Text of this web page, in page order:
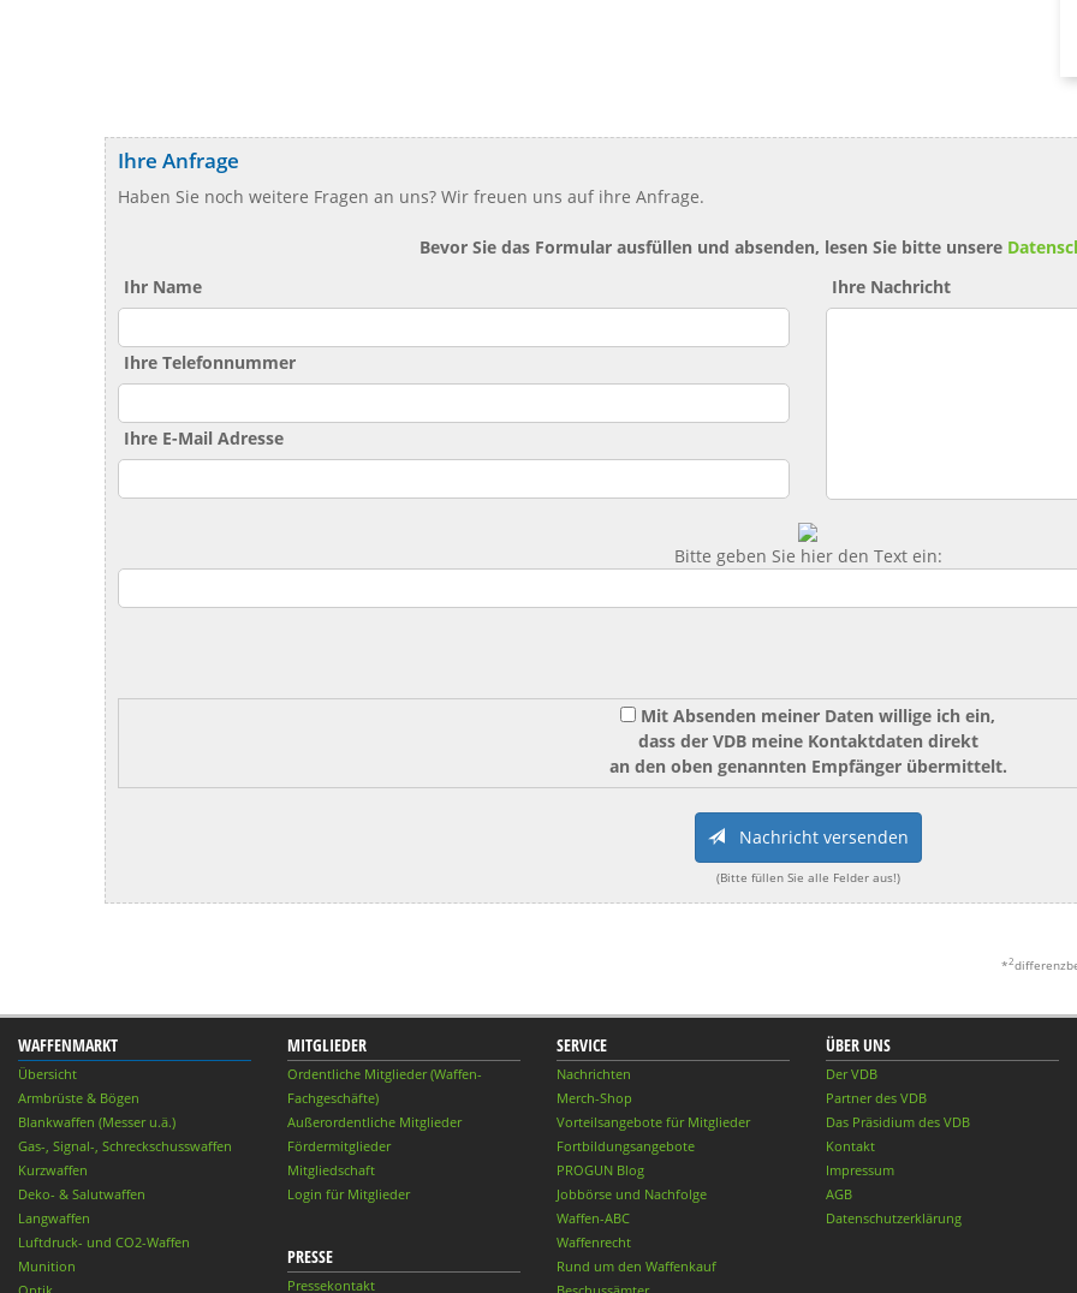
Ihre Anfrage
Haben Sie noch weitere Fragen an uns? Wir freuen uns auf ihre Anfrage.
Bevor Sie das Formular ausfüllen und absenden, lesen Sie bitte unsere
Ihr Name
Ihre Telefonnummer
Ihre E-Mail Adresse
Ihre Nachricht
Bitte geben Sie hier den Text ein:
Mit Absenden meiner Daten willige ich ein,
dass der VDB meine Kontaktdaten direkt
an den oben genannten Empfänger übermittelt.
Nachricht versenden
(Bitte füllen Sie alle Felder aus!)
*2
WAFFENMARKT
Übersicht
Armbrüste & Bögen
Blankwaffen (Messer u.ä.)
Gas-, Signal-, Schreckschusswaffen
Kurzwaffen
Deko- & Salutwaffen
Langwaffen
Luftdruck- und CO2-Waffen
Munition
MITGLIEDER
Ordentliche Mitglieder (Waffen-
Fachgeschäfte)
Außerordentliche Mitglieder
Fördermitglieder
Mitgliedschaft
Login für Mitglieder
PRESSE
Pressekontakt
SERVICE
Nachrichten
Merch-Shop
Vorteilsangebote für Mitglieder
Fortbildungsangebote
PROGUN Blog
Jobbörse und Nachfolge
Waffen-ABC
Waffenrecht
Rund um den Waffenkauf
ÜBER UNS
Der VDB
Partner des VDB
Das Präsidium des VDB
Kontakt
Impressum
AGB
Datenschutzerklärung